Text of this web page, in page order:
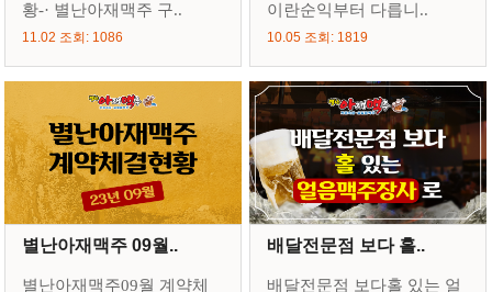
황-· 별난아재맥주 구..
11.02 조회: 1086
이란순익부터 다릅니..
10.05 조회: 1819
별난아재맥주 09월..
별난아재맥주09월 계약체
배달전문점 보다 홀..
배달전문점 보다홀 있는 얼